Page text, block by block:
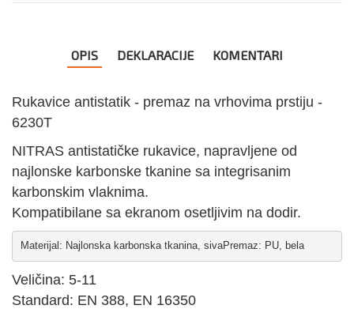
OPIS DEKLARACIJE KOMENTARI
Rukavice antistatik - premaz na vrhovima prstiju -
6230T
NITRAS antistatičke rukavice, napravljene od
najlonske karbonske tkanine sa integrisanim
karbonskim vlaknima.
Kompatibilane sa ekranom osetljivim na dodir.
Materijal: Najlonska karbonska tkanina, sivaPremaz: PU, bela
Veličina: 5-11
Standard: EN 388, EN 16350